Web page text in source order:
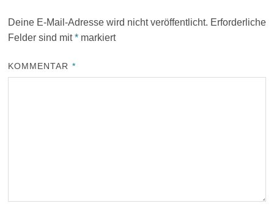
Deine E-Mail-Adresse wird nicht veröffentlicht. Erforderliche
Felder sind mit*markiert
KOMMENTAR *